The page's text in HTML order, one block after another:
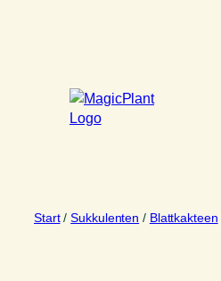
Start/Sukkulenten / Blattkakteen